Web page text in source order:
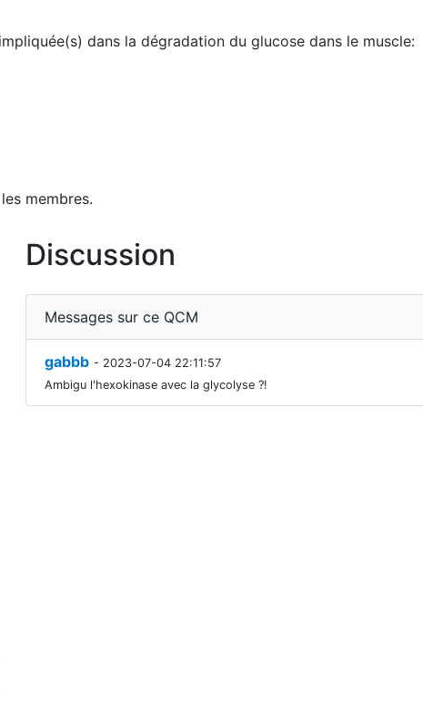
dans la dégradation du glucose dans le muscle:
membres.
Discussion
Messages sur ce QCM
gabbb - 2023-07-04 22:11:57
Ambigu l'hexokinase avec la glycolyse ?!